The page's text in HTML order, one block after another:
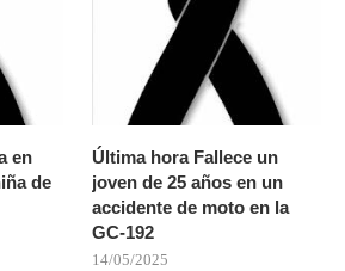
en
de
Última hora Fallece un
joven de 25 años en un
accidente de moto en la
GC-192
14/05/2025